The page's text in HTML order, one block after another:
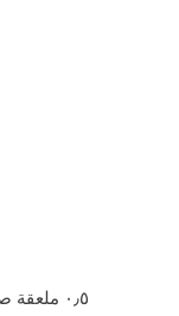
٠٫٥ ملعقة صغيرة كمون مطحون